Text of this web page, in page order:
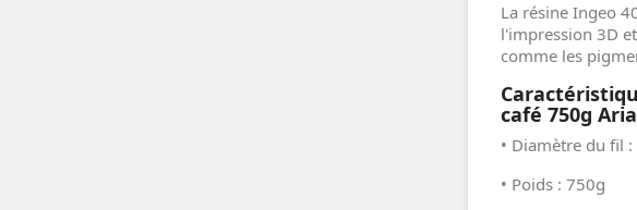
La résine Ingeo
l'impression 3D
comme les
café 750g
• Diamètre du fil
• Poids : 750g